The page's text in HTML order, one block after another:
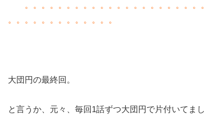
。。。。。。。。。。。。。。。。。。。。。。
。。。。。。。。。。。。。
大団円の最終回。
と言うか、元々、毎回1話ずつ大団円で片付いてまし